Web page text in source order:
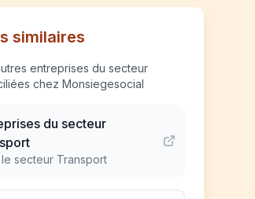
similaires
entreprises du secteur
chez Monsiegesocial
du secteur
le secteur Transport